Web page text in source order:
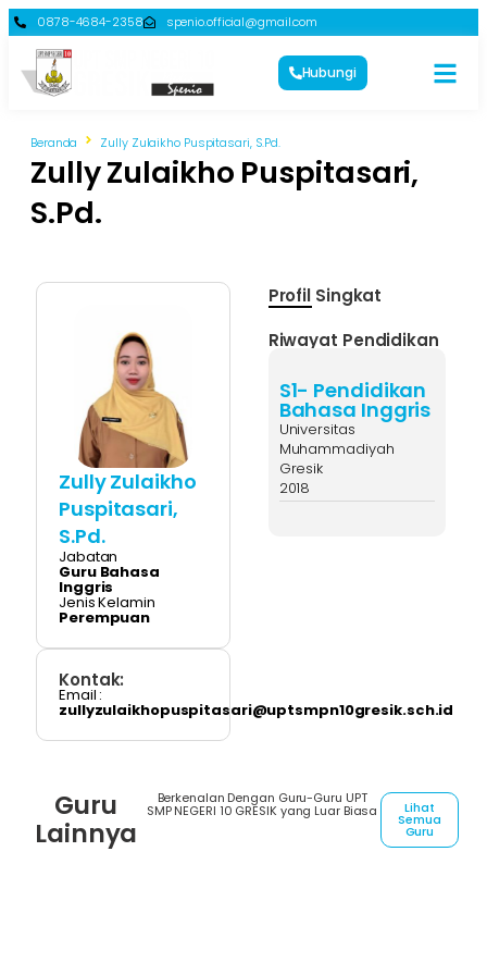
0878-4684-2358 spenio.official@gmail.com
Hubungi
Beranda Zully Zulaikho Puspitasari, S.Pd.
Zully Zulaikho Puspitasari,
S.Pd.
Zully Zulaikho
Puspitasari,
S.Pd.
Jabatan
Guru Bahasa
Inggris
Jenis Kelamin
Perempuan
Kontak:
Email :
zullyzulaikhopuspitasari@uptsmpn10gresik.sch.id
Profil Singkat
Riwayat Pendidikan
S1- Pendidikan
Bahasa Inggris
Universitas
Muhammadiyah
Gresik
2018
Guru
Lainnya
Berkenalan Dengan Guru-Guru UPT
SMP NEGERI 10 GRESIK yang Luar Biasa Lihat
Semua
Guru